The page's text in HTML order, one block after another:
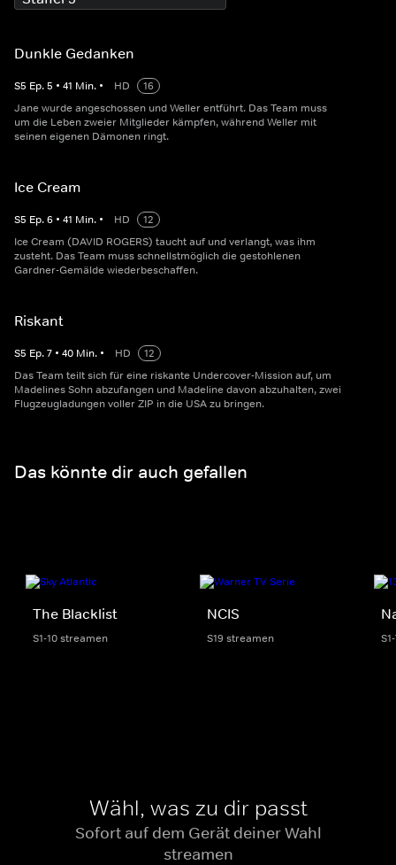
Dunkle Gedanken
S5 Ep.5 • 41 Min. • HD
16
Jane wurde angeschossen und Weller entführt. Das Team muss
um die Leben zweier Mitglieder kämpfen, während Weller mit
seinen eigenen Dämonen ringt.
Ice Cream
S5 Ep.6 • 41 Min. • HD
12
Ice Cream (DAVID ROGERS) taucht auf und verlangt, was ihm
zusteht. Das Team muss schnellstmöglich die gestohlenen
Gardner-Gemälde wiederbeschaffen.
Riskant
S5 Ep.7 • 40 Min. • HD
12
Das Team teilt sich für eine riskante Undercover-Mission auf, um
Madelines Sohn abzufangen und Madeline davon abzuhalten, zwei
Flugzeugladungen voller ZIP in die USA zu bringen.
Das könnte dir auch gefallen
The Blacklist
S1-10 streamen
NCIS
S19 streamen
Wähl, was zu dir passt
Sofort auf dem Gerät deiner Wahl
streamen